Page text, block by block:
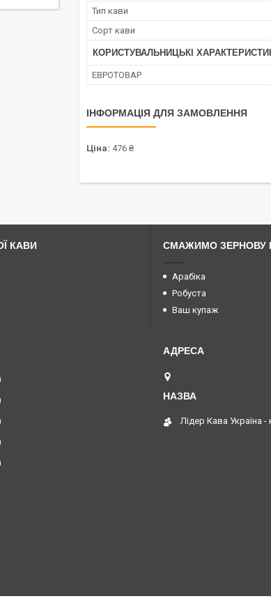
Тип кави
Сорт кави
КОРИСТУВАЛЬНИЦЬКІ
ЕВРОТОВАР
ІНФОРМАЦІЯ ДЛЯ ЗАМОВЛЕННЯ
Ціна: 476 ₴
КАВИ СМАЖИМО ЗЕРНОВУ
Арабіка
Робуста
Ваш купаж
Лідер Кава Україна -